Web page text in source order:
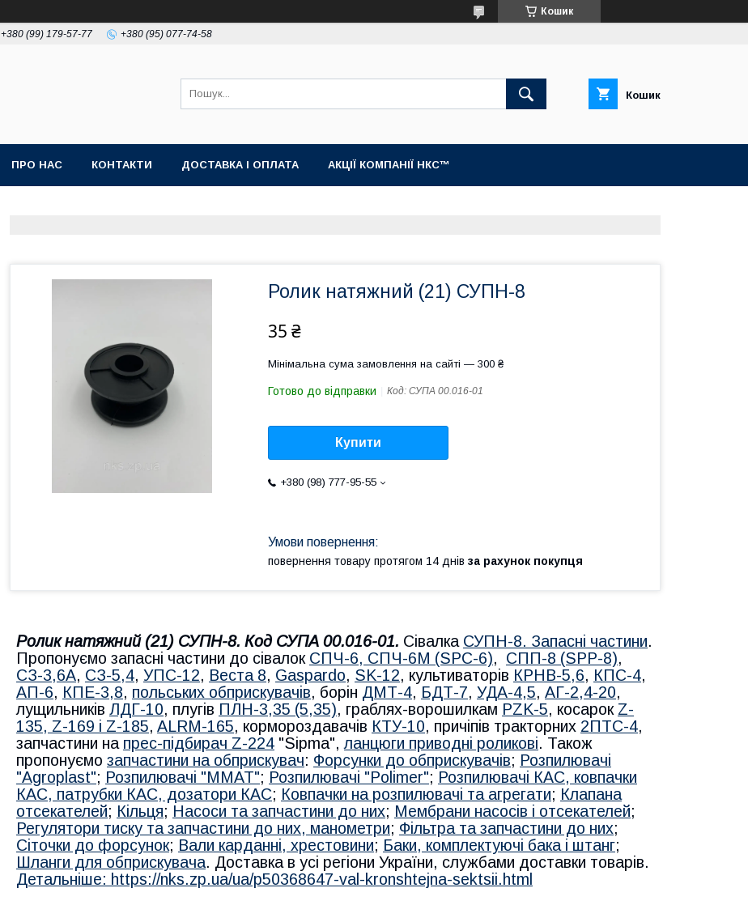
Кошик
+380 (99) 179-57-77 +380 (95) 077-74-58
Кошик
ПРО НАС КОНТАКТИ ДОСТАВКА І ОПЛАТА АКЦІЇ КОМПАНІЇ НКС™
Ролик натяжний (21) СУПН-8
35 ₴
Мінімальна сума замовлення на сайті — 300 ₴
Готово до відправки Код: СУПА 00.016-01
Купити
+380 (98) 777-95-55
повернення товару протягом 14 днів за рахунок покупця
Ролик натяжний (21) СУПН-8. Код СУПА 00.016-01. Сівалка СУПН-8. Запасні частини.
Пропонуємо запасні частини до сівалок СПЧ-6, СПЧ-6М (SPС-6), СПП-8 (SPP-8),
СЗ-3,6А, СЗ-5,4, УПС-12, Веста 8, Gaspardo, SK-12, культиваторів КРНВ-5,6, КПС-4,
АП-6, КПЕ-3,8, польських обприскувачів, борін ДМТ-4, БДТ-7, УДА-4,5, АГ-2,4-20,
лущильників ЛДГ-10, плугів ПЛН-3,35 (5,35), граблях-ворошилкам PZK-5, косарок Z-
135, Z-169 і Z-185, ALRM-165, кормороздавачів КТУ-10, причіпів тракторних 2ПТС-4,
запчастини на прес-підбирач Z-224 "Sipma",ланцюги приводні роликові. Також
пропонуємо запчастини на обприскувач: Форсунки до обприскувачів; Розпилювачі
"Agroplast"; Розпилювачі "MMAT"; Розпилювачі "Polimer"; Розпилювачі КАС, ковпачки
КАС, патрубки КАС, дозатори КАС; Ковпачки на розпилювачі та агрегати; Клапана
отсекателей; Кільця; Насоси та запчастини до них; Мембрани насосів і отсекателей;
Регулятори тиску та запчастини до них, манометри; Фільтра та запчастини до них;
Сіточки до форсунок; Вали карданні, хрестовини; Баки, комплектуючі бака і штанг;
Шланги для обприскувача. Доставка в усі регіони України, службами доставки товарів.
Детальніше: https://nks.zp.ua/ua/p50368647-val-kronshtejna-sektsii.html